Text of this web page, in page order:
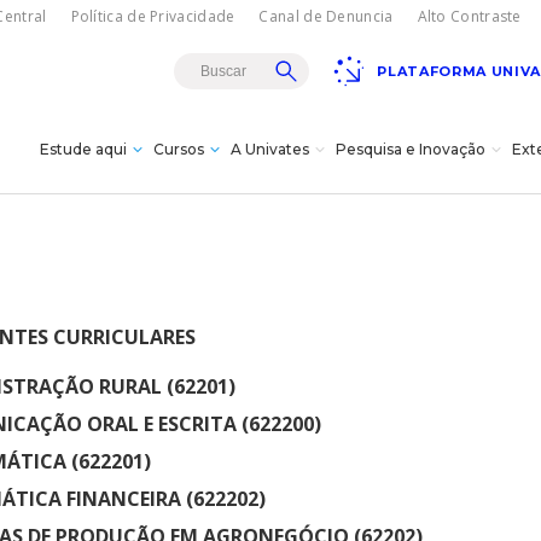
Política de Privacidade Canal de Denuncia
Alto Contraste
PLATAFORMA
Estude aqui
e bolsas
Cursos
MBA
A Univates Pesquisa e Inovação
da
de
18/08
Oksana Bondareva e
The Moscow Ballet em
Lajeado
CURRICULARES
RURAL (62201)
ORAL E ESCRITA (622200)
(622201)
FINANCEIRA (622202)